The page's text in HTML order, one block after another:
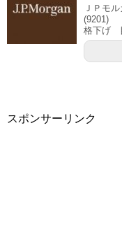
ＪＰモ
(9201)
格下げ
スポンサーリンク